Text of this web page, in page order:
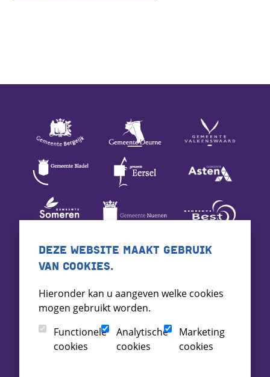
DEZE WEBSITE MAAKT GEBRUIK
VAN COOKIES.
Hieronder kan u aangeven welke cookies
mogen gebruikt worden.
Functionele
cookies
Analytische
cookies
Marketing
cookies